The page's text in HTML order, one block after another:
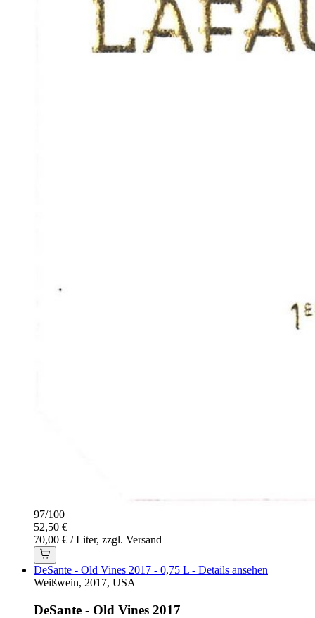
97/100
52,50 €
70,00 € / Liter, zzgl. Versand
DeSante - Old Vines 2017 - 0,75 L - Details ansehen
Weißwein, 2017, USA
DeSante - Old Vines 2017